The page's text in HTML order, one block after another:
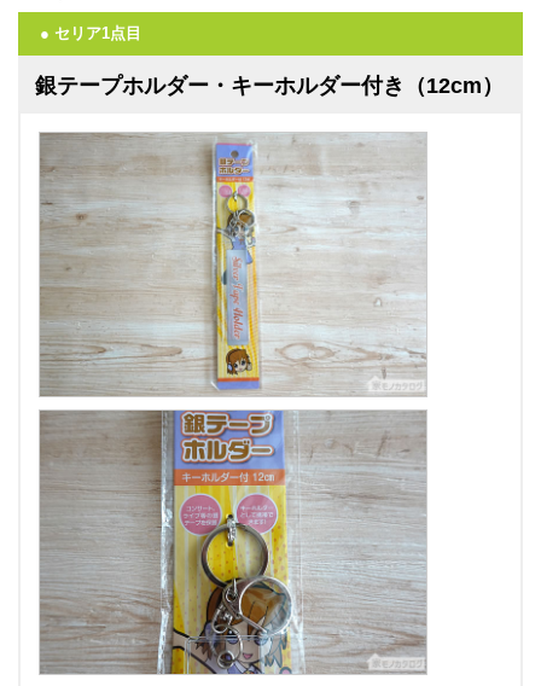
● セリア1点目
銀テープホルダー・キーホルダー付き（12cm）